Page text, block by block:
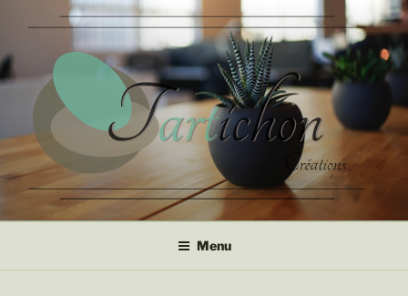
contenu
principal
Tartichon
Bijoux et Objets de décoration
Menu